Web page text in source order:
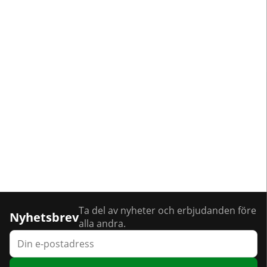
NyhetsbrevTa del av nyheter och erbjudanden före
alla andra.